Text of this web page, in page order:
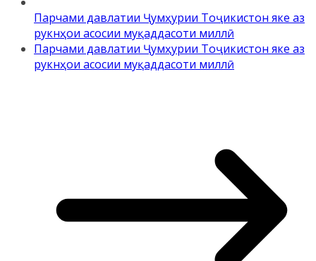
Парчами давлатии Ҷумҳурии Тоҷикистон яке аз
рукнҳои асосии муқаддасоти миллӣ
Парчами давлатии Ҷумҳурии Тоҷикистон яке аз
рукнҳои асосии муқаддасоти миллӣ